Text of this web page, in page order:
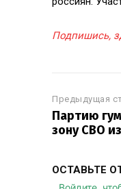
Подпишись,
Предыдущая
Партию
зону СВО
ОСТАВЬТЕ